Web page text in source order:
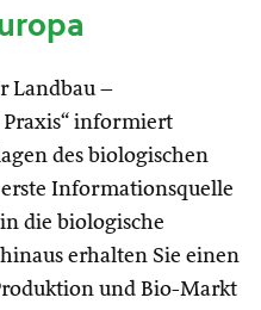
Landbau –
informiert
des biologischen
Informationsquelle
die biologische
erhalten Sie einen
und Bio-Markt